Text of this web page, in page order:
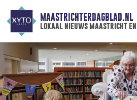
MAASTRICHTERDAGBLAD.NL
lokaal nieuws maastricht